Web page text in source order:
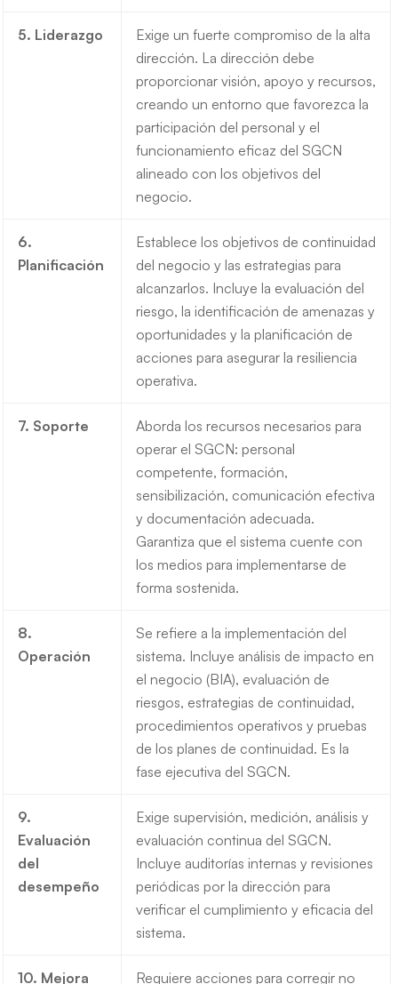
5. Liderazgo
Exige un fuerte compromiso de la alta
dirección. La dirección debe
proporcionar visión, apoyo y recursos,
creando un entorno que favorezca la
participación del personal y el
funcionamiento eficaz del SGCN
alineado con los objetivos del
negocio.
6.
Planificación
Establece los objetivos de continuidad
del negocio y las estrategias para
alcanzarlos. Incluye la evaluación del
riesgo, la identificación de amenazas y
oportunidades y la planificación de
acciones para asegurar la resiliencia
operativa.
7. Soporte
Aborda los recursos necesarios para
operar el SGCN: personal
competente, formación,
sensibilización, comunicación efectiva
y documentación adecuada.
Garantiza que el sistema cuente con
los medios para implementarse de
forma sostenida.
8.
Operación
Se refiere a la implementación del
sistema. Incluye análisis de impacto en
el negocio (BIA), evaluación de
riesgos, estrategias de continuidad,
procedimientos operativos y pruebas
de los planes de continuidad. Es la
fase ejecutiva del SGCN.
9.
Evaluación
del
desempeño
Exige supervisión, medición, análisis y
evaluación continua del SGCN.
Incluye auditorías internas y revisiones
periódicas por la dirección para
verificar el cumplimiento y eficacia del
sistema.
10. Mejora Requiere acciones para corregir no